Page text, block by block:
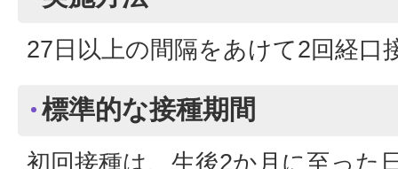
27日以上の間隔をあけて2回経口
標準的な接種期間
初回接種は、生後2か月に至った